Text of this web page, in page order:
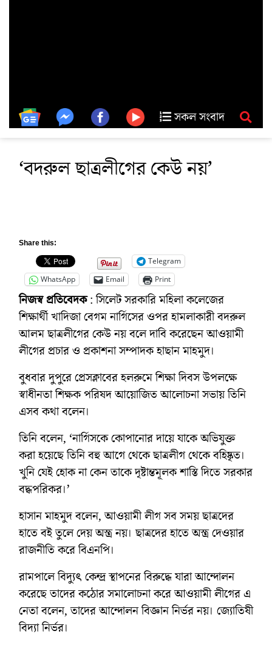
সকল সংবাদ
‘বদরুল ছাত্রলীগের কেউ নয়’
Share this:
Telegram
WhatsApp
Email Print
নিজস্ব প্রতিবেদক: সিলেট সরকারি মহিলা কলেজের
শিক্ষার্থী খাদিজা বেগম নার্গিসের ওপর হামলাকারী বদরুল
আলম ছাত্রলীগের কেউ নয় বলে দাবি করেছেন আওয়ামী
লীগের প্রচার ও প্রকাশনা সম্পাদক হাছান মাহমুদ।
বুধবার দুপুরে প্রেসক্লাবের হলরুমে শিক্ষা দিবস উপলক্ষে
স্বাধীনতা শিক্ষক পরিষদ আয়োজিত আলোচনা সভায় তিনি
এসব কথা বলেন।
তিনি বলেন, ‘নার্গিসকে কোপানোর দায়ে যাকে অভিযুক্ত
করা হয়েছে তিনি বহু আগে থেকে ছাত্রলীগ থেকে বহিষ্কৃত।
খুনি যেই হোক না কেন তাকে দৃষ্টান্তমূলক শাস্তি দিতে সরকার
বদ্ধপরিকর।’
হাসান মাহমুদ বলেন, আওয়ামী লীগ সব সময় ছাত্রদের
হাতে বই তুলে দেয় অস্ত্র নয়। ছাত্রদের হাতে অস্ত্র দেওয়ার
রাজনীতি করে বিএনপি।
রামপালে বিদ্যুৎ কেন্দ্র স্থাপনের বিরুদ্ধে যারা আন্দোলন
করেছে তাদের কঠোর সমালোচনা করে আওয়ামী লীগের এ
নেতা বলেন, তাদের আন্দোলন বিজ্ঞান নির্ভর নয়। জ্যোতিষী
বিদ্যা নির্ভর।